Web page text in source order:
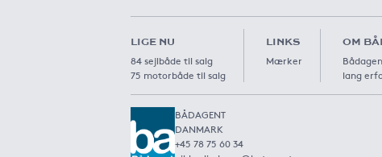
LIGE NU
84 sejlbåde til salg
75 motorbåde til salg
LINKS
Mærker
OM
lang
BÅDAGENT
DANMARK
+45 78 75 60 34